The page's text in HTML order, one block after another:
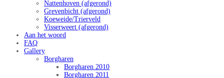
Nattenhoven (afgerond)
Grevenbicht (afgerond)
Koeweide/Trierveld
Visserweert (afgerond)
Aan het woord
FAQ
Gallery
Borgharen
Borgharen 2010
Borgharen 2011